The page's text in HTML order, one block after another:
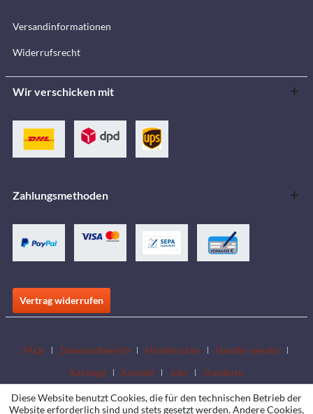
Versandinformationen
Widerrufsrecht
Wir verschicken mit
Zahlungsmethoden
Vertrag widerrufen
FAQs Downloadbereich Händlersuche
Händler werden
Kataloge
Kontakt Jobs Standorte
Diese Website benutzt Cookies, die für den technischen Betrieb der
Website erforderlich sind und stets gesetzt werden. Andere Cookies,